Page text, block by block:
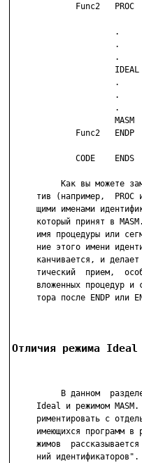
Func2   PROC
                     .
.
.
IDEAL
.
.
.
MASM
Func2   ENDP
CODE    ENDS
Как вы можете
тив (например,  PROC
щими именами
который принят в
имя процедуры или
ние этого имени
канчивается, и
тический  прием,
вложенных процедур и
тора после ENDP или
Отличия режима Ideal
В данном
Ideal и режимом
риментировать с
имеющихся программ в
жимов
     ний идентификаторов".